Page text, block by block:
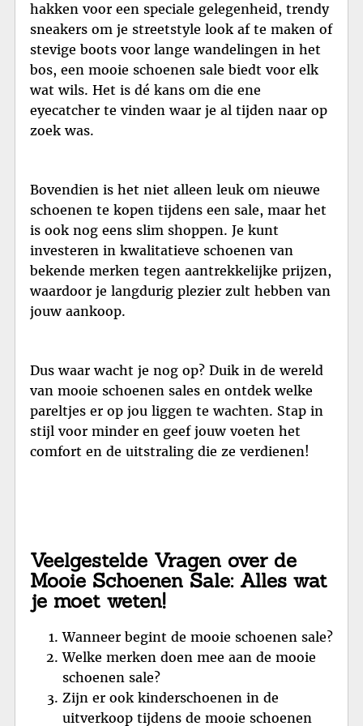
hakken voor een speciale gelegenheid, trendy
sneakers om je streetstyle look af te maken of
stevige boots voor lange wandelingen in het
bos, een mooie schoenen sale biedt voor elk
wat wils. Het is dé kans om die ene
eyecatcher te vinden waar je al tijden naar op
zoek was.
Bovendien is het niet alleen leuk om nieuwe
schoenen te kopen tijdens een sale, maar het
is ook nog eens slim shoppen. Je kunt
investeren in kwalitatieve schoenen van
bekende merken tegen aantrekkelijke prijzen,
waardoor je langdurig plezier zult hebben van
jouw aankoop.
Dus waar wacht je nog op? Duik in de wereld
van mooie schoenen sales en ontdek welke
pareltjes er op jou liggen te wachten. Stap in
stijl voor minder en geef jouw voeten het
comfort en de uitstraling die ze verdienen!
Veelgestelde Vragen over de
Mooie Schoenen Sale: Alles wat
je moet weten!
Wanneer begint de mooie schoenen sale?
Welke merken doen mee aan de mooie
schoenen sale?
Zijn er ook kinderschoenen in de
uitverkoop tijdens de mooie schoenen